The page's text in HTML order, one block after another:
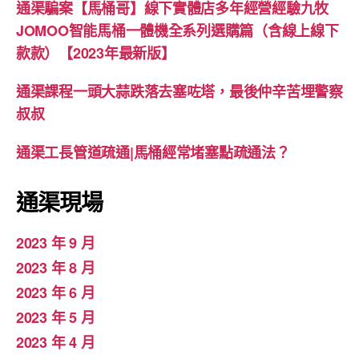
通渠騙案【馬桶哥】線下實體店多年經營經驗九牧
JOMOO智能馬桶一體機全系列選購篇（含線上線下
款款）【2023年最新版】
通渠課程一頭大蒜跌落去塞咗塔，最後仲辛苦埋警察
叔叔
通渠工長管道疏通|馬桶經常堵塞點疏通法？
通渠現場
2023 年 9 月
2023 年 8 月
2023 年 6 月
2023 年 5 月
2023 年 4 月